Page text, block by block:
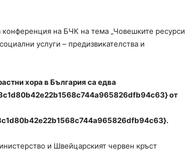
на БЧК на тема „Човешките ресурси
услуги – предизвикателства и
хора в България са едва
от
и Швейцарският червен кръст